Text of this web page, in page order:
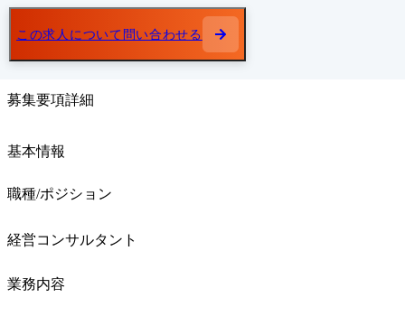
この求人について問い合わせる
募集要項詳細
基本情報
職種/ポジション
経営コンサルタント
業務内容